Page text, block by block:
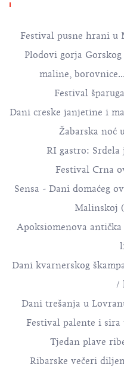
Festival pusne hrani u
Plodovi gorja
maline,
Festival
Dani creske janjetine i
Žabarska noć
RI gastro:
Festival Crna
Sensa - Dani domaćeg
Malinskoj
Apoksiomenova
Dani kvarnerskog
/
Dani trešanja u
Festival palente i
Tjedan plave
Ribarske večeri